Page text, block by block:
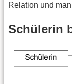
Relation und
Schülerin